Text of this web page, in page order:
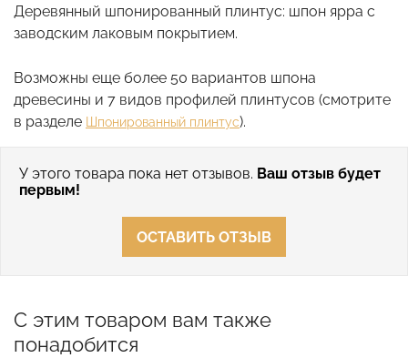
Деревянный шпонированный плинтус: шпон ярра с
заводским лаковым покрытием.
Возможны еще более 50 вариантов шпона
древесины и 7 видов профилей плинтусов (смотрите
в разделе Шпонированный плинтус).
У этого товара пока нет отзывов. Ваш отзыв будет
первым!
ОСТАВИТЬ ОТЗЫВ
С этим товаром вам также
понадобится